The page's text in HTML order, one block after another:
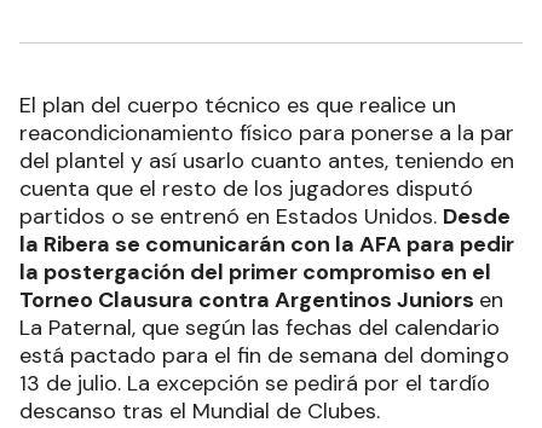
El plan del cuerpo técnico es que realice un
reacondicionamiento físico para ponerse a la par
del plantel y así usarlo cuanto antes, teniendo en
cuenta que el resto de los jugadores disputó
partidos o se entrenó en Estados Unidos. Desde
la Ribera se comunicarán con la AFA para pedir
la postergación del primer compromiso en el
Torneo Clausura contra Argentinos Juniors en
La Paternal, que según las fechas del calendario
está pactado para el fin de semana del domingo
13 de julio. La excepción se pedirá por el tardío
descanso tras el Mundial de Clubes.